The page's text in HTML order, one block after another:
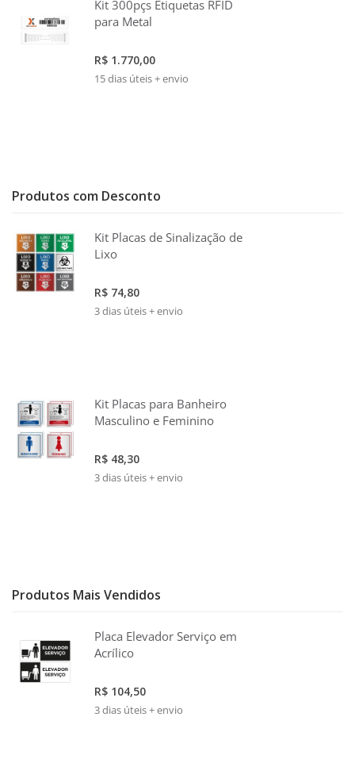
Kit 300pçs Etiquetas RFID
para Metal
R$ 1.770,00
15 dias úteis + envio
Produtos com Desconto
Kit Placas de Sinalização de
Lixo
R$ 74,80
3 dias úteis + envio
Kit Placas para Banheiro
Masculino e Feminino
R$ 48,30
3 dias úteis + envio
Produtos Mais Vendidos
Placa Elevador Serviço em
Acrílico
R$ 104,50
3 dias úteis + envio